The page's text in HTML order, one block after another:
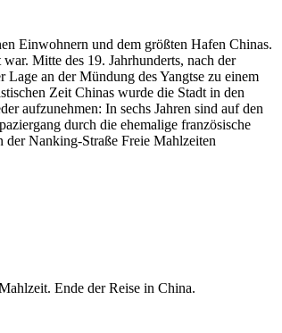
Einwohnern und dem größten Hafen Chinas.
Mitte des 19. Jahrhunderts, nach der
an der Mündung des Yangtse zu einem
Zeit Chinas wurde die Stadt in den
aufzunehmen: In sechs Jahren sind auf den
durch die ehemalige französische
Nanking-Straße Freie Mahlzeiten
Ende der Reise in China.